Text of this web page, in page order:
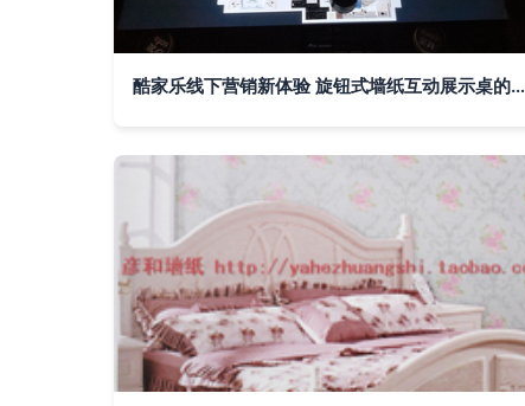
酷家乐线下营销新体验 旋钮式墙纸互动展示桌的创新实践